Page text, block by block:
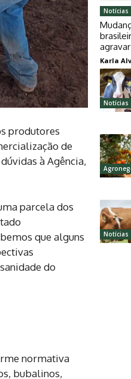
produtores
de
à Agência,
parcela dos
que alguns
do
normativa
bubalinos,
Notícias
Karla
Notícias
Notícias